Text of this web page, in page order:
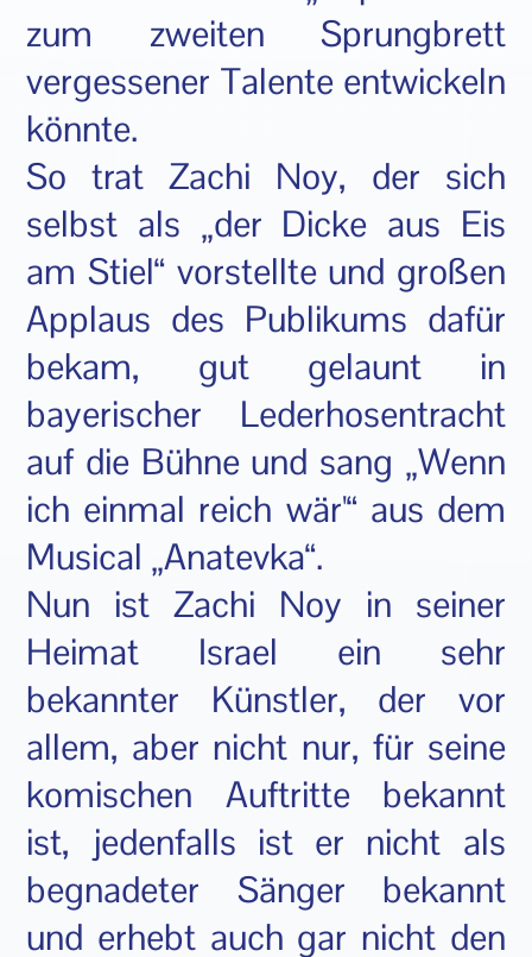
zum zweiten Sprungbrett
vergessener Talente entwickeln
könnte.
So trat Zachi Noy, der sich
selbst als „der Dicke aus Eis
am Stiel“ vorstellte und großen
Applaus des Publikums dafür
bekam, gut gelaunt in
bayerischer Lederhosentracht
auf die Bühne und sang „Wenn
ich einmal reich wär'“ aus dem
Musical „Anatevka“.
Nun ist Zachi Noy in seiner
Heimat Israel ein sehr
bekannter Künstler, der vor
allem, aber nicht nur, für seine
komischen Auftritte bekannt
ist, jedenfalls ist er nicht als
begnadeter Sänger bekannt
und erhebt auch gar nicht den